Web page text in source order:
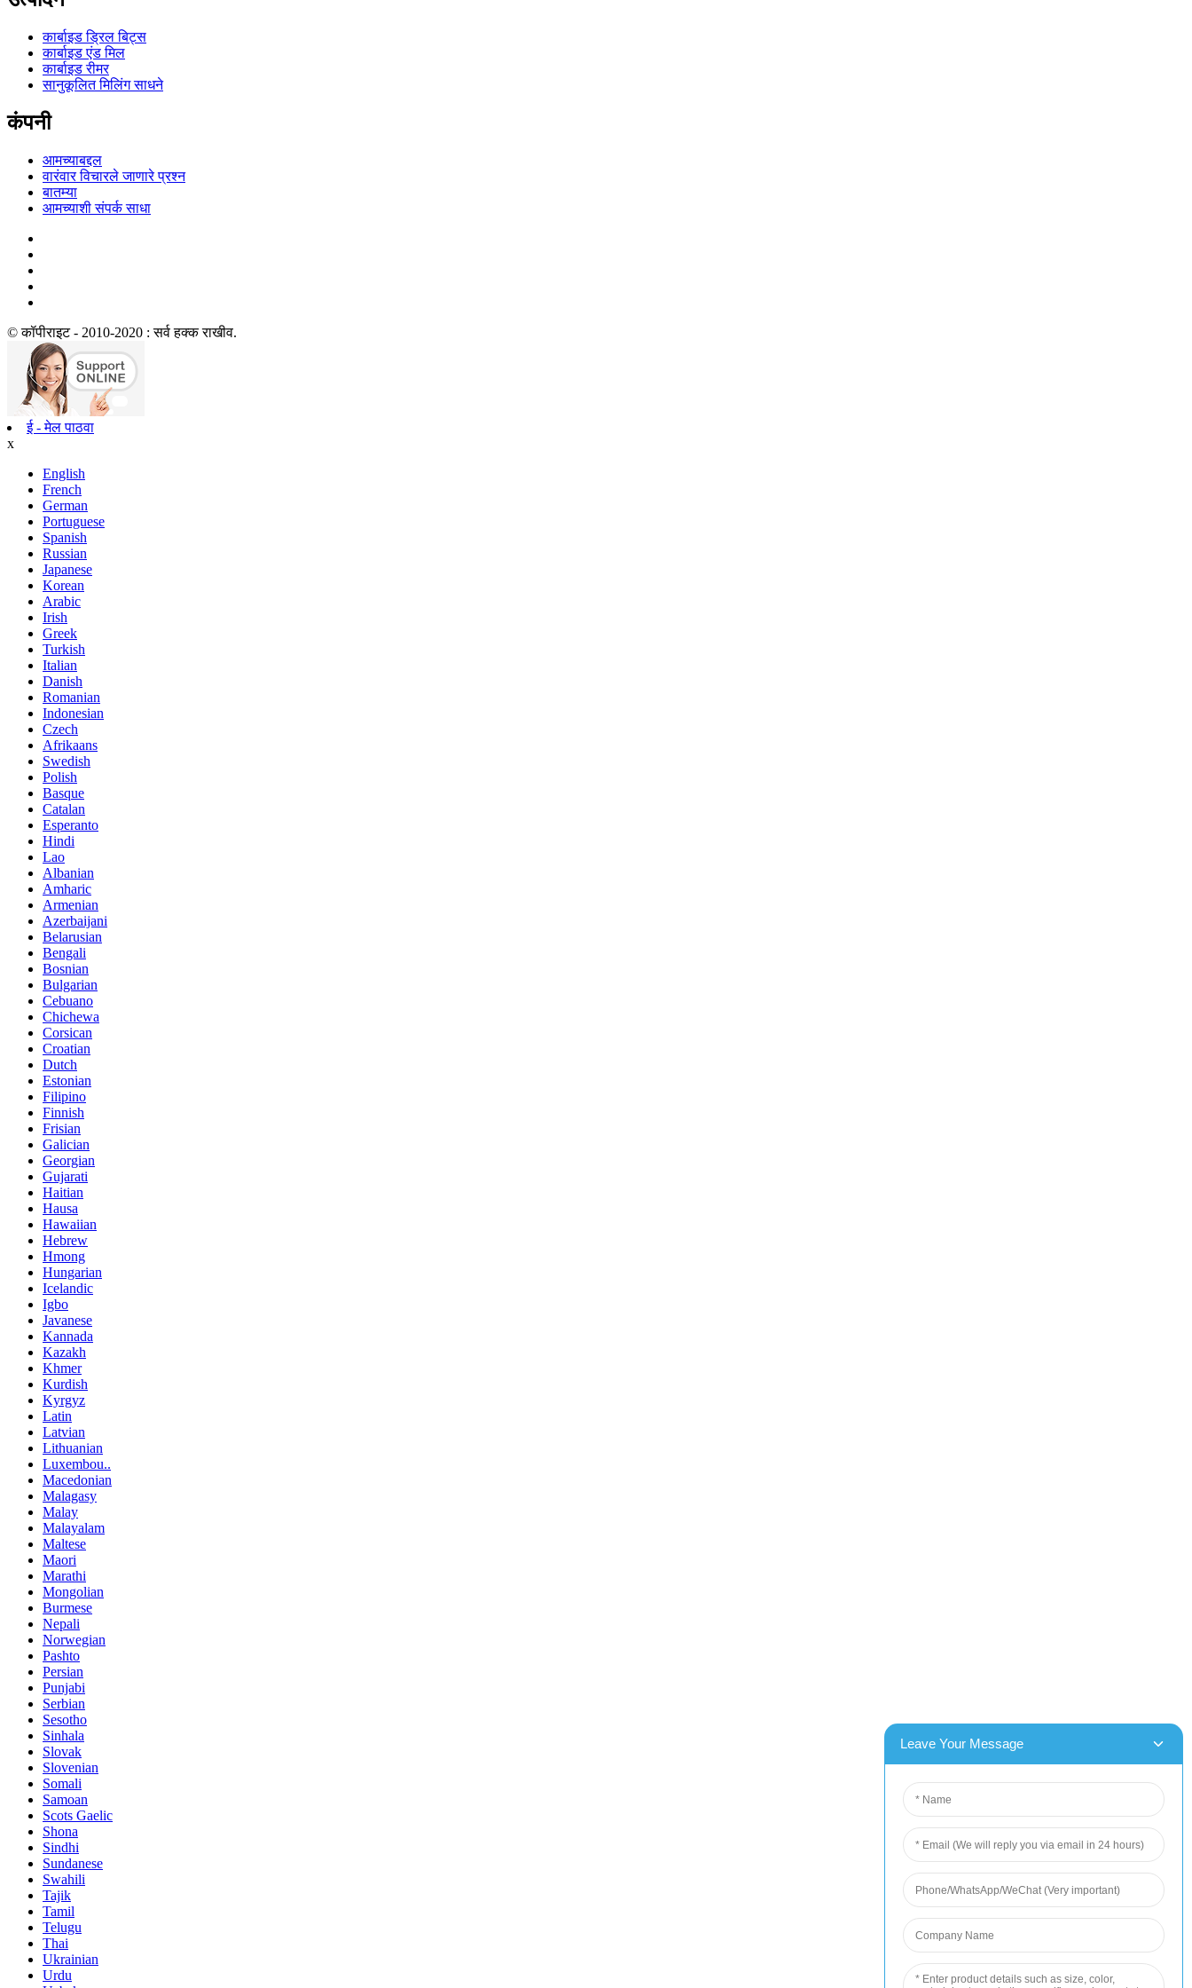
कार्बाइड ड्रिल बिट्स
कार्बाइड एंड मिल
कार्बाइड रीमर
सानुकूलित मिलिंग साधने
कंपनी
आमच्याबद्दल
वारंवार विचारले जाणारे प्रश्न
बातम्या
आमच्याशी संपर्क साधा
© कॉपीराइट - 2010-2020 : सर्व हक्क राखीव.
ई - मेल पाठवा
x
English
French
German
Portuguese
Spanish
Russian
Japanese
Korean
Arabic
Irish
Greek
Turkish
Italian
Danish
Romanian
Indonesian
Czech
Afrikaans
Swedish
Polish
Basque
Catalan
Esperanto
Hindi
Lao
Albanian
Amharic
Armenian
Azerbaijani
Belarusian
Bengali
Bosnian
Bulgarian
Cebuano
Chichewa
Corsican
Croatian
Dutch
Estonian
Filipino
Finnish
Frisian
Galician
Georgian
Gujarati
Haitian
Hausa
Hawaiian
Hebrew
Hmong
Hungarian
Icelandic
Igbo
Javanese
Kannada
Kazakh
Khmer
Kurdish
Kyrgyz
Latin
Latvian
Lithuanian
Luxembou..
Macedonian
Malagasy
Malay
Malayalam
Maltese
Maori
Marathi
Mongolian
Burmese
Nepali
Norwegian
Pashto
Persian
Punjabi
Serbian
Sesotho
Sinhala
Slovak
Slovenian
Somali
Samoan
Scots Gaelic
Shona
Sindhi
Sundanese
Swahili
Tajik
Tamil
Telugu
Thai
Ukrainian
Urdu